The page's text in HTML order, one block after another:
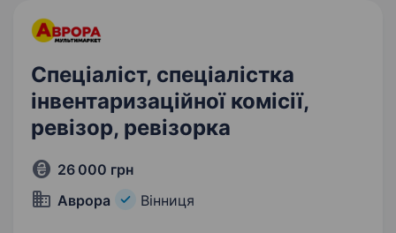
Спеціаліст, спеціалістка
інвентаризаційної комісії,
ревізор, ревізорка
26 000 грн
Аврора
Вінниця